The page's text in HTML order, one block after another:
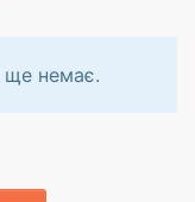
ще немає.